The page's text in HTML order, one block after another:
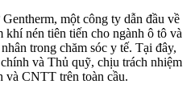
một công ty dẫn đầu về
khí nén tiên tiến cho ngành ô tô và
trong chăm sóc y tế. Tại đây,
và Thủ quỹ, chịu trách nhiệm
và CNTT trên toàn cầu.